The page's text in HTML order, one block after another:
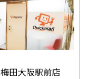
梅田大阪駅前店